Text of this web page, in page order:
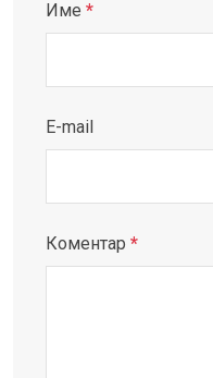
Име *
E-mail
Коментар *